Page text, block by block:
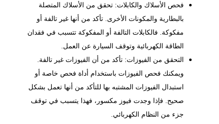
فحص الأسلاك والكابلات: تحقق من الأسلاك المتصلة
بالبطارية والمكونات الأخرى. تأكد من أنها غير تالفة أو
مفكوكة. فالكابلات التالفة أو المفكوكة تتسبب في فقدان
الطاقة الكهربائية وتوقف السيارة عن العمل.
التحقق من الفيوزات: تأكد من أن الفيوزات غير تالفة.
ويمكنك فحص الفيوزات باستخدام أداة فحص خاصة أو
استبدال الفيوزات المشتبه بها للتأكد من أنها تعمل بشكل
صحيح. فإذا وجدت فيوز مكسور، فهذا يتسبب في توقف
جزء من النظام الكهربائي.